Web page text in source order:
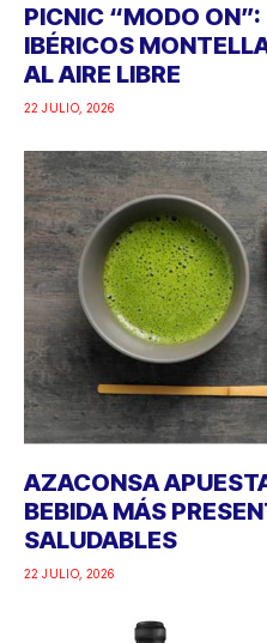
PICNIC “MODO ON”:
IBÉRICOS
AL AIRE LIBRE
22 JULIO, 2026
AZACONSA
BEBIDA MÁS
SALUDABLES
22 JULIO, 2026